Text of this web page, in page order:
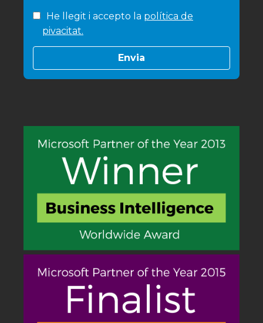
He llegit i accepto la política de
pivacitat.